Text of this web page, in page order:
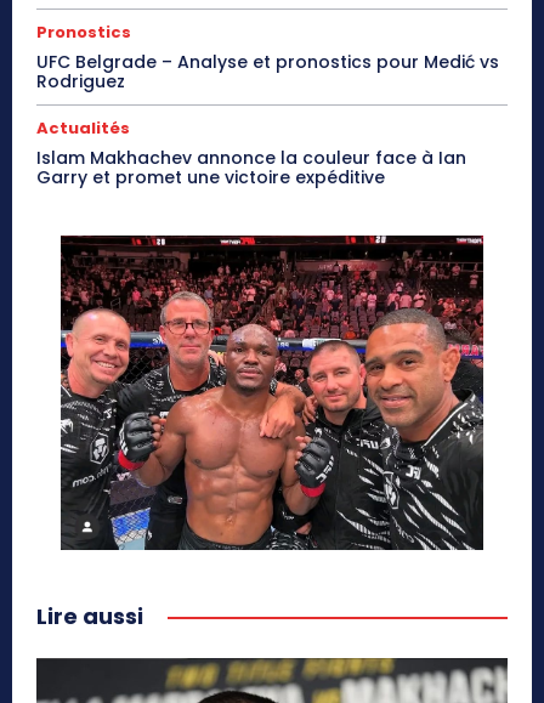
Pronostics
UFC Belgrade – Analyse et pronostics pour Medić vs
Rodriguez
Actualités
Islam Makhachev annonce la couleur face à Ian
Garry et promet une victoire expéditive
Lire aussi